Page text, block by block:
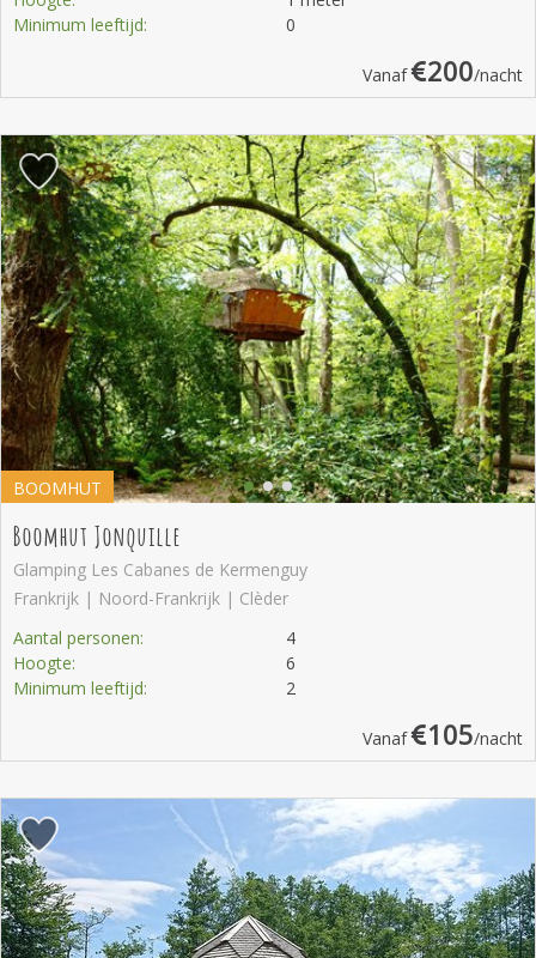
Minimum leeftijd:
0
Vanaf 200/nacht
BOOMHUT
Boomhut Jonquille
Glamping Les Cabanes de Kermenguy
Frankrijk | Noord-Frankrijk | Clèder
Aantal personen:
4
Hoogte:
6
Minimum leeftijd:
2
Vanaf 105/nacht